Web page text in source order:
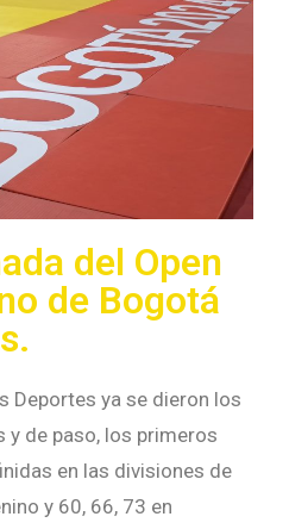
del Open
de Bogotá
Deportes ya se dieron los
y de paso, los primeros
en las divisiones de
y 60, 66, 73 en